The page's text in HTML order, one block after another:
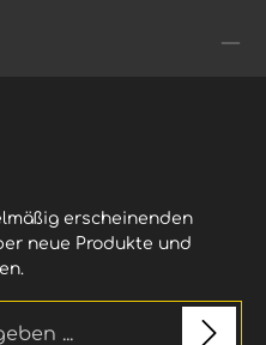
erscheinenden
neue Produkte und